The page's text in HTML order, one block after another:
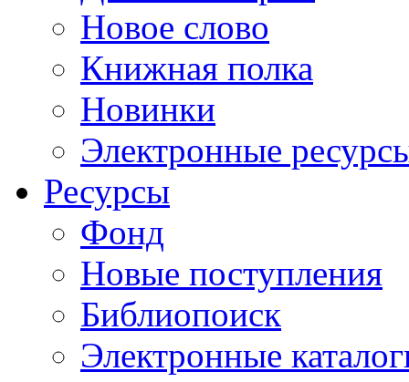
Новое слово
Книжная полка
Новинки
Электронные
Ресурсы
Фонд
Новые поступления
Библиопоиск
Электронные